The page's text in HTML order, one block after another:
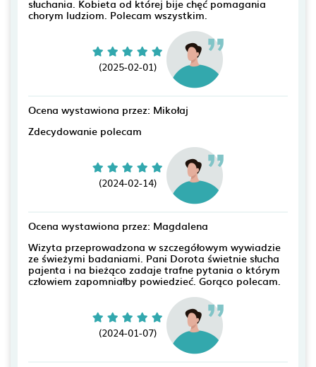
słuchania. Kobieta od której bije chęć pomagania
chorym ludziom. Polecam wszystkim.
(2025-02-01)
Ocena wystawiona przez: Mikołaj
Zdecydowanie polecam
(2024-02-14)
Ocena wystawiona przez: Magdalena
Wizyta przeprowadzona w szczegółowym wywiadzie
ze świeżymi badaniami. Pani Dorota świetnie słucha
pajenta i na bieżąco zadaje trafne pytania o którym
człowiem zapomniałby powiedzieć. Gorąco polecam.
(2024-01-07)